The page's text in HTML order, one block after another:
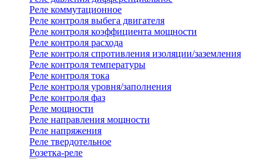
Реле коммутационное
Реле контроля выбега двигателя
Реле контроля коэффициента мощности
Реле контроля расхода
Реле контроля спротивления изоляции/заземления
Реле контроля температуры
Реле контроля тока
Реле контроля уровня/заполнения
Реле контроля фаз
Реле мощности
Реле направления мощности
Реле напряжения
Реле твердотельное
Розетка-реле